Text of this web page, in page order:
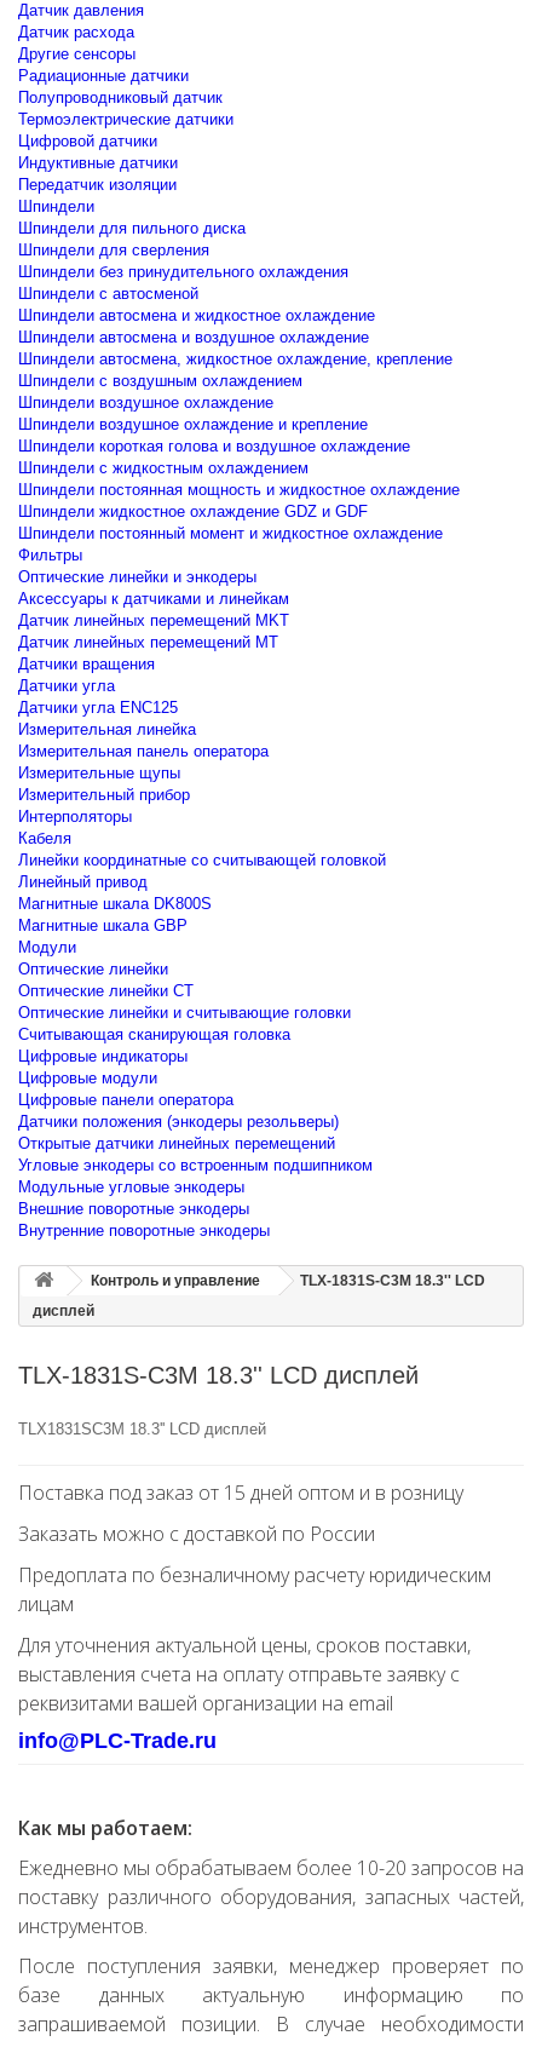
Датчик давления
Датчик расхода
Другие сенсоры
Радиационные датчики
Полупроводниковый датчик
Термоэлектрические датчики
Цифровой датчики
Индуктивные датчики
Передатчик изоляции
Шпиндели
Шпиндели для пильного диска
Шпиндели для сверления
Шпиндели без принудительного охлаждения
Шпиндели с автосменой
Шпиндели автосмена и жидкостное охлаждение
Шпиндели автосмена и воздушное охлаждение
Шпиндели автосмена, жидкостное охлаждение, крепление
Шпиндели с воздушным охлаждением
Шпиндели воздушное охлаждение
Шпиндели воздушное охлаждение и крепление
Шпиндели короткая голова и воздушное охлаждение
Шпиндели с жидкостным охлаждением
Шпиндели постоянная мощность и жидкостное охлаждение
Шпиндели жидкостное охлаждение GDZ и GDF
Шпиндели постоянный момент и жидкостное охлаждение
Фильтры
Оптические линейки и энкодеры
Аксессуары к датчиками и линейкам
Датчик линейных перемещений MKT
Датчик линейных перемещений MT
Датчики вращения
Датчики угла
Датчики угла ENC125
Измерительная линейка
Измерительная панель оператора
Измерительные щупы
Измерительный прибор
Интерполяторы
Кабеля
Линейки координатные со считывающей головкой
Линейный привод
Магнитные шкала DK800S
Магнитные шкала GBP
Модули
Оптические линейки
Оптические линейки CT
Оптические линейки и считывающие головки
Считывающая сканирующая головка
Цифровые индикаторы
Цифровые модули
Цифровые панели оператора
Датчики положения (энкодеры резольверы)
Открытые датчики линейных перемещений
Угловые энкодеры со встроенным подшипником
Модульные угловые энкодеры
Внешние поворотные энкодеры
Внутренние поворотные энкодеры
Контроль и управление
TLX-1831S-C3M 18.3'' LCD
дисплей
TLX-1831S-C3M 18.3'' LCD дисплей
TLX1831SC3M 18.3'' LCD дисплей
Поставка под заказ от 15 дней оптом и в розницу
Заказать можно с доставкой по России
Предоплата по безналичному расчету юридическим
лицам
Для уточнения актуальной цены, сроков поставки,
выставления счета на оплату отправьте заявку с
реквизитами вашей организации на email
info@PLC-Trade.ru
Как мы работаем:
Ежедневно мы обрабатываем более 10-20 запросов на
поставку различного оборудования, запасных частей,
инструментов.
После поступления заявки, менеджер проверяет по
базе данных актуальную информацию по
запрашиваемой позиции. В случае необходимости